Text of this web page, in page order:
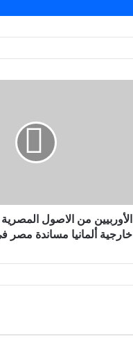
الأوربيين من الاصول
خارجية ألمانيا مساندة مصر